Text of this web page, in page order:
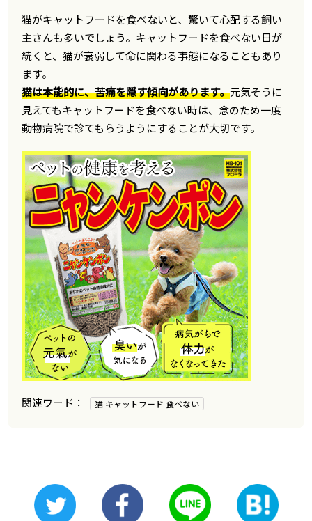
猫がキャットフードを食べないと、驚いて心配する飼い
主さんも多いでしょう。キャットフードを食べない日が
続くと、猫が衰弱して命に関わる事態になることもあり
ます。
猫は本能的に、苦痛を隠す傾向があります。元気そうに
見えてもキャットフードを食べない時は、念のため一度
動物病院で診てもらうようにすることが大切です。
猫 キャットフード 食べない